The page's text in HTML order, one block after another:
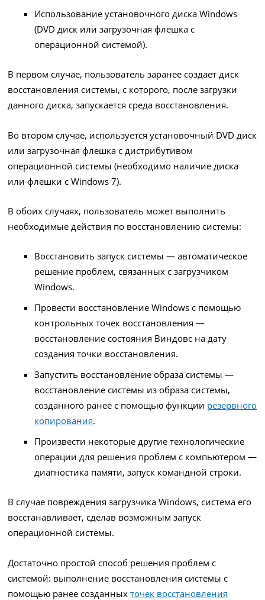
Использование установочного диска Windows
(DVD диск или загрузочная флешка с
операционной системой).
В первом случае, пользователь заранее создает диск
восстановления системы, с которого, после загрузки
данного диска, запускается среда восстановления.
Во втором случае, используется установочный DVD диск
или загрузочная флешка с дистрибутивом
операционной системы (необходимо наличие диска
или флешки с Windows 7).
В обоих случаях, пользователь может выполнить
необходимые действия по восстановлению системы:
Восстановить запуск системы — автоматическое
решение проблем, связанных с загрузчиком
Windows.
Провести восстановление Windows с помощью
контрольных точек восстановления —
восстановление состояния Виндовс на дату
создания точки восстановления.
Запустить восстановление образа системы —
восстановление системы из образа системы,
созданного ранее с помощью функции резервного
копирования.
Произвести некоторые другие технологические
операции для решения проблем с компьютером —
диагностика памяти, запуск командной строки.
В случае повреждения загрузчика Windows, система его
восстанавливает, сделав возможным запуск
операционной системы.
Достаточно простой способ решения проблем с
системой: выполнение восстановления системы с
помощью ранее созданныхточек восстановления